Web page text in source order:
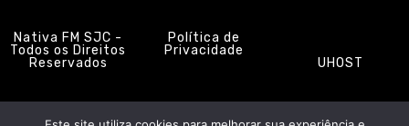
Nativa FM SJC -
Todos os Direitos
Reservados
Política de
Privacidade
UHOST